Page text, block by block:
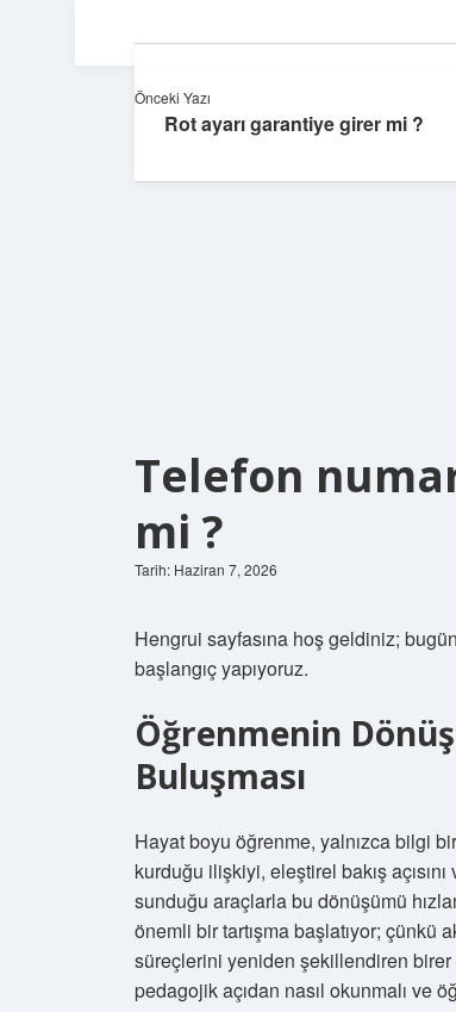
Telefon
mi ?
Tarih: Haziran 7, 2026
Hengrui sayfasına hoş geldiniz;
başlangıç yapıyoruz.
Öğrenmenin
Buluşması
Hayat boyu öğrenme, yalnızca bilgi
kurduğu ilişkiyi, eleştirel bakış
sunduğu araçlarla bu dönüşümü
önemli bir tartışma başlatıyor; çünkü
süreçlerini yeniden şekillendiren
pedagojik açıdan nasıl okunmalı ve
Önceki Yazı
Rot ayarı garantiye girer mi ?